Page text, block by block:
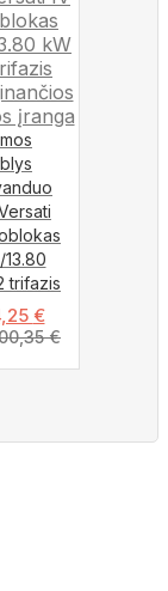
13.80
trifazis
€
€